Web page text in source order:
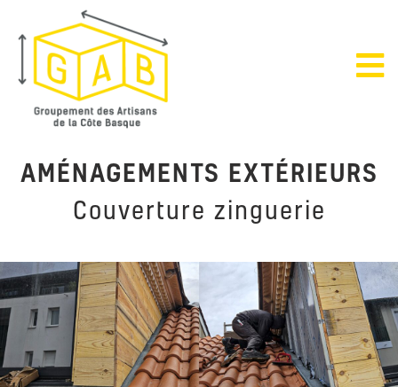
AMÉNAGEMENTS EXTÉRIEURS
Couverture zinguerie